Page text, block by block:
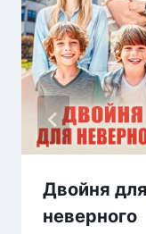
Двойня для
неверного